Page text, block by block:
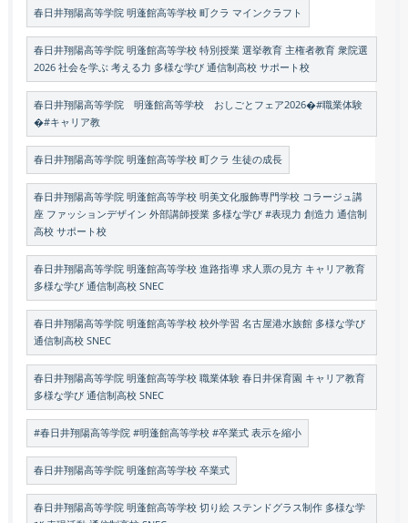
春日井翔陽高等学院 明蓬館高等学校 町クラ マインクラフト
春日井翔陽高等学院 明蓬館高等学校 特別授業 選挙教育 主権者教育 衆院選
2026 社会を学ぶ 考える力 多様な学び 通信制高校 サポート校
春日井翔陽高等学院 明蓬館高等学校 おしごとフェア2026�#職業体験
�#キャリア教
春日井翔陽高等学院 明蓬館高等学校 町クラ 生徒の成長
春日井翔陽高等学院 明蓬館高等学校 明美文化服飾専門学校 コラージュ講
座 ファッションデザイン 外部講師授業 多様な学び #表現力 創造力 通信制
高校 サポート校
春日井翔陽高等学院 明蓬館高等学校 進路指導 求人票の見方 キャリア教育
多様な学び 通信制高校 SNEC
春日井翔陽高等学院 明蓬館高等学校 校外学習 名古屋港水族館 多様な学び
通信制高校 SNEC
春日井翔陽高等学院 明蓬館高等学校 職業体験 春日井保育園 キャリア教育
多様な学び 通信制高校 SNEC
#春日井翔陽高等学院 #明蓬館高等学校 #卒業式 表示を縮小
春日井翔陽高等学院 明蓬館高等学校 卒業式
春日井翔陽高等学院 明蓬館高等学校 切り絵 ステンドグラス制作 多様な学